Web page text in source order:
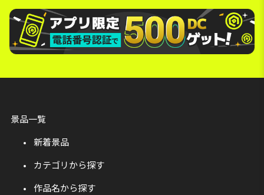
景品一覧
新着景品
カテゴリから探す
作品名から探す